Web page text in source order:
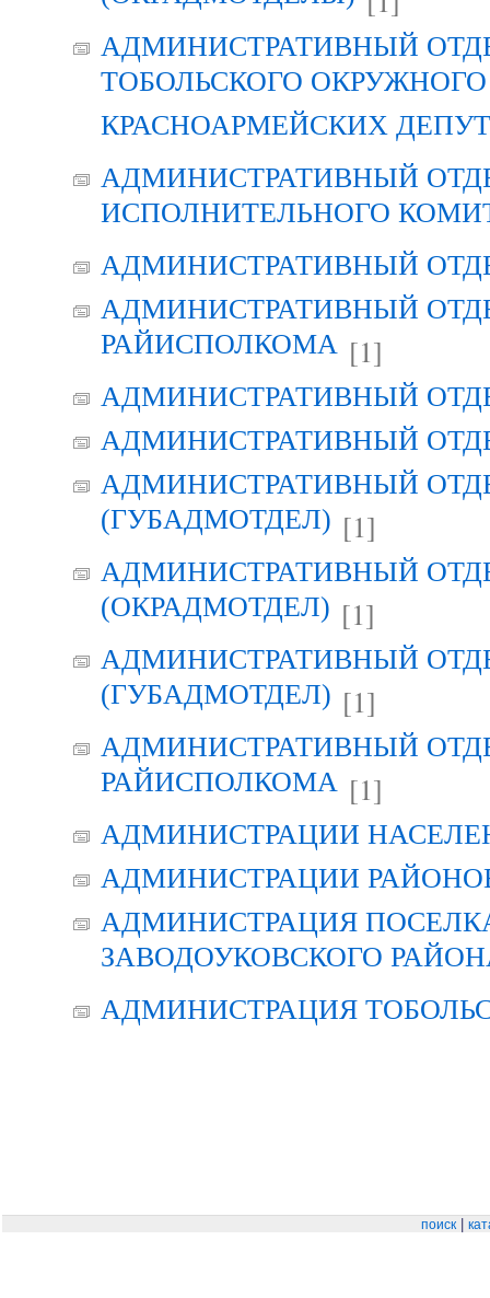
АДМИНИСТРАТИВНЫЙ
ТОБОЛЬСКОГО
КРАСНОАРМЕЙСКИХ
АДМИНИСТРАТИВНЫЙ
ИСПОЛНИТЕЛЬНОГО
АДМИНИСТРАТИВНЫЙ
АДМИНИСТРАТИВНЫЙ
РАЙИСПОЛКОМА [1]
АДМИНИСТРАТИВНЫЙ
АДМИНИСТРАТИВНЫЙ
АДМИНИСТРАТИВНЫЙ
(ГУБАДМОТДЕЛ) [1]
АДМИНИСТРАТИВНЫЙ
(ОКРАДМОТДЕЛ) [1]
АДМИНИСТРАТИВНЫЙ
(ГУБАДМОТДЕЛ) [1]
АДМИНИСТРАТИВНЫЙ
РАЙИСПОЛКОМА [1]
АДМИНИСТРАЦИИ
АДМИНИСТРАЦИИ
АДМИНИСТРАЦИЯ
ЗАВОДОУКОВСКОГО
АДМИНИСТРАЦИЯ
поиск